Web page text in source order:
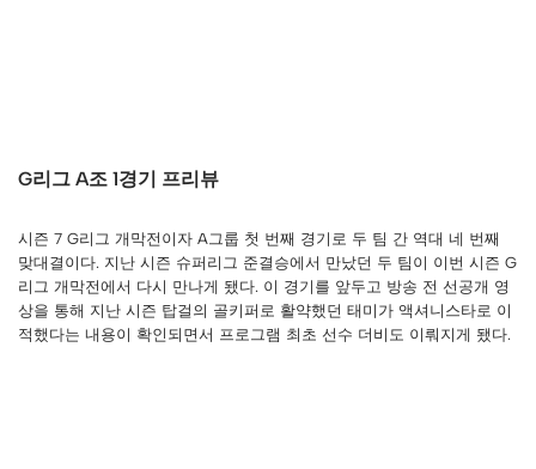
G리그 A조 1경기 프리뷰
시즌 7 G리그 개막전이자 A그룹 첫 번째 경기로 두 팀 간 역대 네 번째
맞대결이다. 지난 시즌 슈퍼리그 준결승에서 만났던 두 팀이 이번 시즌 G
리그 개막전에서 다시 만나게 됐다. 이 경기를 앞두고 방송 전 선공개 영
상을 통해 지난 시즌 탑걸의 골키퍼로 활약했던 태미가 액셔니스타로 이
적했다는 내용이 확인되면서 프로그램 최초 선수 더비도 이뤄지게 됐다.